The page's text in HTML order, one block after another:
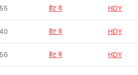
हैट ये HDY
हैट ये HDY
हैट ये HDY